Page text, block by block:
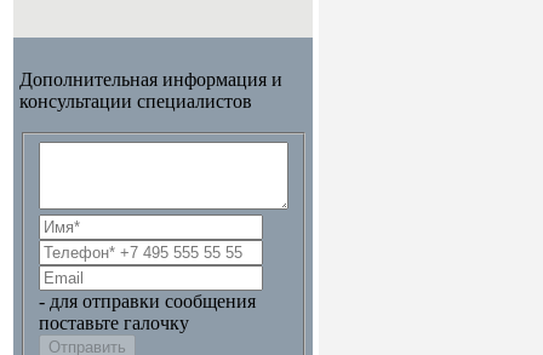
Дополнительная информация и
консультации специалистов
- для отправки сообщения
поставьте галочку
Отправить